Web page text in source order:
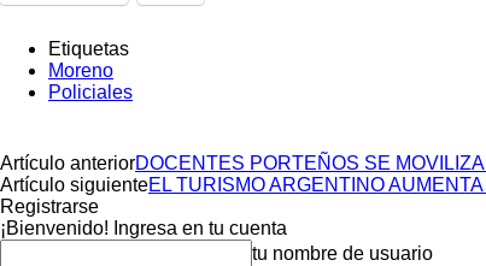
Etiquetas
Moreno
Policiales
Artículo anteriorDOCENTES PORTEÑOS SE
Artículo siguienteEL TURISMO ARGENTINO
Registrarse
¡Bienvenido! Ingresa en tu cuenta
tu nombre de usuario